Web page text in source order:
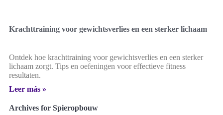
Krachttraining voor gewichtsverlies en een sterker lichaam
Ontdek hoe krachttraining voor gewichtsverlies en een sterker
lichaam zorgt. Tips en oefeningen voor effectieve fitness
resultaten.
Leer más »
Archives for Spieropbouw